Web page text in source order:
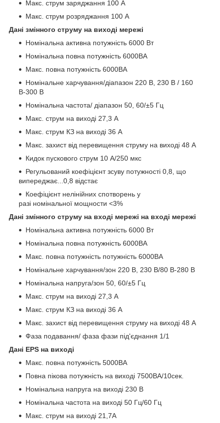
Макс. струм заряджання 100 А
Макс. струм розряджання 100 А
Дані змінного струму на виході мережі
Номінальна активна потужність 6000 Вт
Номінальна повна потужність 6000ВА
Макс. повна потужність 6000ВА
Номінальне харчування/діапазон 220 В, 230 В / 160
В-300 В
Номінальна частота/ діапазон 50, 60/±5 Гц
Макс. струм на виході 27,3 А
Макс. струм КЗ на виході 36 А
Макс. захист від перевищення струму на виході 48 А
Кидок пускового струм 10 А/250 мкс
Регульований коефіцієнт зсуву потужності 0,8, що
випереджає...0,8 відстає
Коефіцієнт нелінійних спотворень у
разі номінальної мощности <3%
Дані змінного струму на вході мережі на вході мережі
Номінальна активна потужність 6000 Вт
Номінальна повна потужність 6000ВА
Макс. повна потужність потужність 6000ВА
Номінальне харчування/зон 220 В, 230 В/80 В-280 В
Номінальна напруга/зон 50, 60/±5 Гц
Макс. струм на виході 27,3 А
Макс. струм КЗ на виході 36 А
Макс. захист від перевищення струму на виході 48 А
Фаза подавання/ фаза фази під'єднання 1/1
Дані EPS на виході
Макс. повна потужність 5000ВА
Повна пікова потужність на виході 7500ВА/10сек.
Номінальна напруга на виході 230 В
Номінальна частота на виході 50 Гц/60 Гц
Макс. струм на виході 21,7А